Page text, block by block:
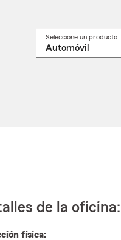
Seleccione un producto
de la oficina:
física: